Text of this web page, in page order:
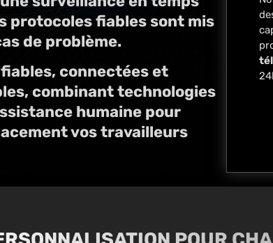
protocoles fiables sont mis
de problème.
connectées et
combinant technologies
humaine pour
vos travailleurs